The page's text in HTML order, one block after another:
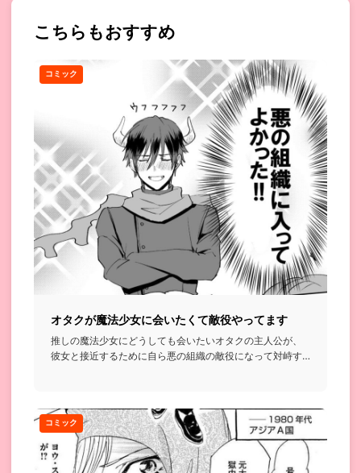
こちらもおすすめ
コミック
オタクが魔法少女に会いたくて敵役やってます
推しの魔法少女にどうしても会いたいオタクの主人公が、
彼女と接近するために自ら悪の組織の敵役になって対峙す
コミック